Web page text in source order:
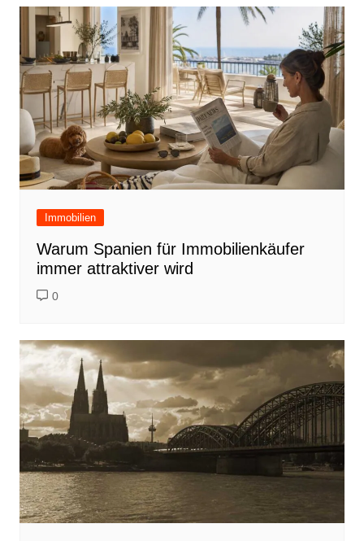
Immobilien
Warum Spanien für Immobilienkäufer
immer attraktiver wird
0